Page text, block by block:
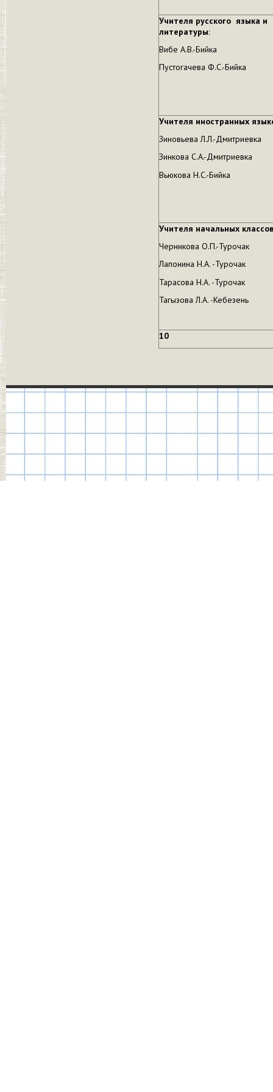
Учителя русского языка и
литературы:
Вибе А.В.-Бийка
Пустогачева Ф.С.-Бийка
Учителя иностранных
Зиновьева Л.Л.-Дмитриевка
Зинкова С.А.-Дмитриевка
Вьюкова Н.С.-Бийка
Учителя начальных
Черникова О.П.-Турочак
Лапонина Н.А. -Турочак
Тарасова Н.А. -Турочак
Тагызова Л.А. -Кебезень
10